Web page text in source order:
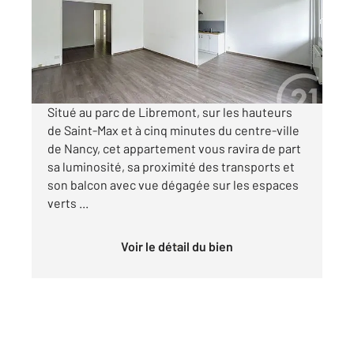
Appartement F3 à louer
850 €
par mois charges comprises
Situé au parc de Libremont, sur les hauteurs
de Saint-Max et à cinq minutes du centre-ville
de Nancy, cet appartement vous ravira de part
sa luminosité, sa proximité des transports et
son balcon avec vue dégagée sur les espaces
verts ...
Voir le détail du bien